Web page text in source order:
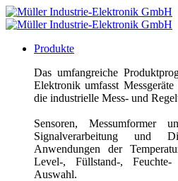
Produkte
Das umfangreiche
Elektronik umfasst
die industrielle Mess- und
Sensoren, Messumformer
Signalverarbeitung und
Anwendungen der
Level-, Füllstand-,
Auswahl.